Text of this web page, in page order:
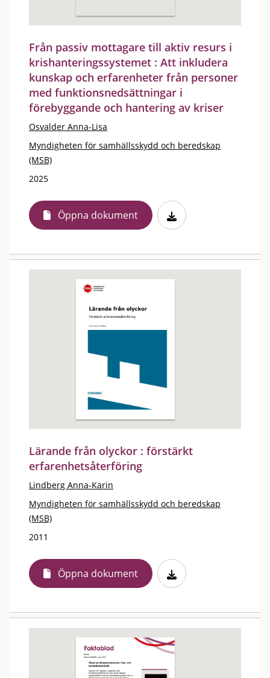
Från passiv mottagare till aktiv resurs i
krishanteringssystemet : Att inkludera
kunskap och erfarenheter från personer
med funktionsnedsättningar i
förebyggande och hantering av kriser
Osvalder Anna-Lisa
Myndigheten för samhällsskydd och beredskap
(MSB)
2025
Öppna dokument
Lärande från olyckor : förstärkt
erfarenhetsåterföring
Lindberg Anna-Karin
Myndigheten för samhällsskydd och beredskap
(MSB)
2011
Öppna dokument